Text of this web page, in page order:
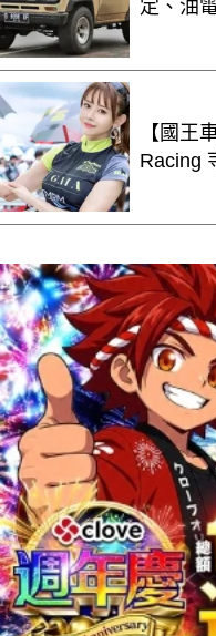
定、油
【國王
Racing